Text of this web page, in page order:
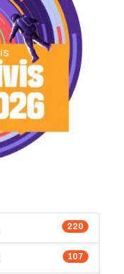
220
107